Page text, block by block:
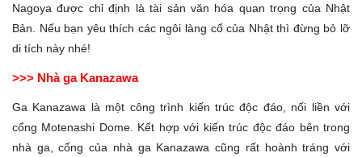
Nagoya được chỉ định là tài sản văn hóa quan trọng của Nhật
Bản. Nếu bạn yêu thích các ngôi làng cổ của Nhật thì đừng bỏ lỡ
di tích này nhé!
>>> Nhà ga Kanazawa
Ga Kanazawa là một công trình kiến trúc độc đáo, nối liền với
cổng Motenashi Dome. Kết hợp với kiến trúc độc đáo bên trong
nhà ga, cổng của nhà ga Kanazawa cũng rất hoành tráng với